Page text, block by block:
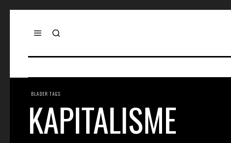
BLADER TAGS
KAPITALISME